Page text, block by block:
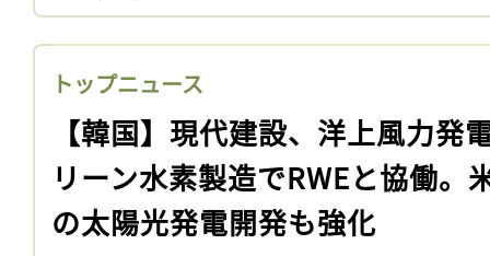
トップニュース
【韓国】現代建設、洋上風力発
リーン水素製造でRWEと協働。
の太陽光発電開発も強化